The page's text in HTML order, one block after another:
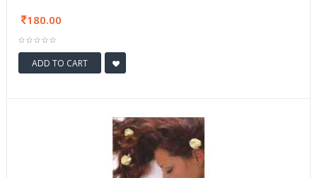
180.00
ADD TO CART